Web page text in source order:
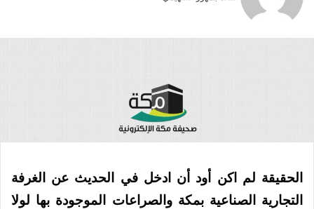
الحقيقة لم اكن أود أن ادخل في الحديث عن الغرفة
التجارية الصناعية بمكة والصراعات الموجودة بها لولا